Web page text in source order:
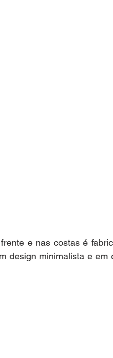
e nas costas é
design minimalista e em